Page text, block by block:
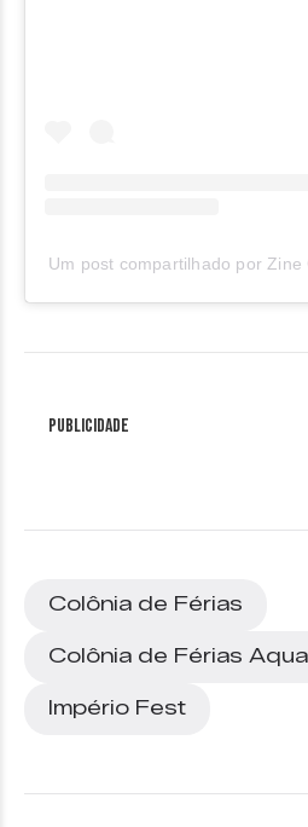
Um post compartilhado por
Publicidade
Colônia de Férias
Colônia de Férias
Império Fest